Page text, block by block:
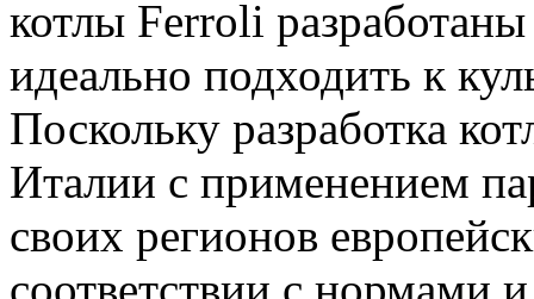
котлы Ferroli
идеально подходить к
Поскольку разработка
Италии с применением
своих регионов